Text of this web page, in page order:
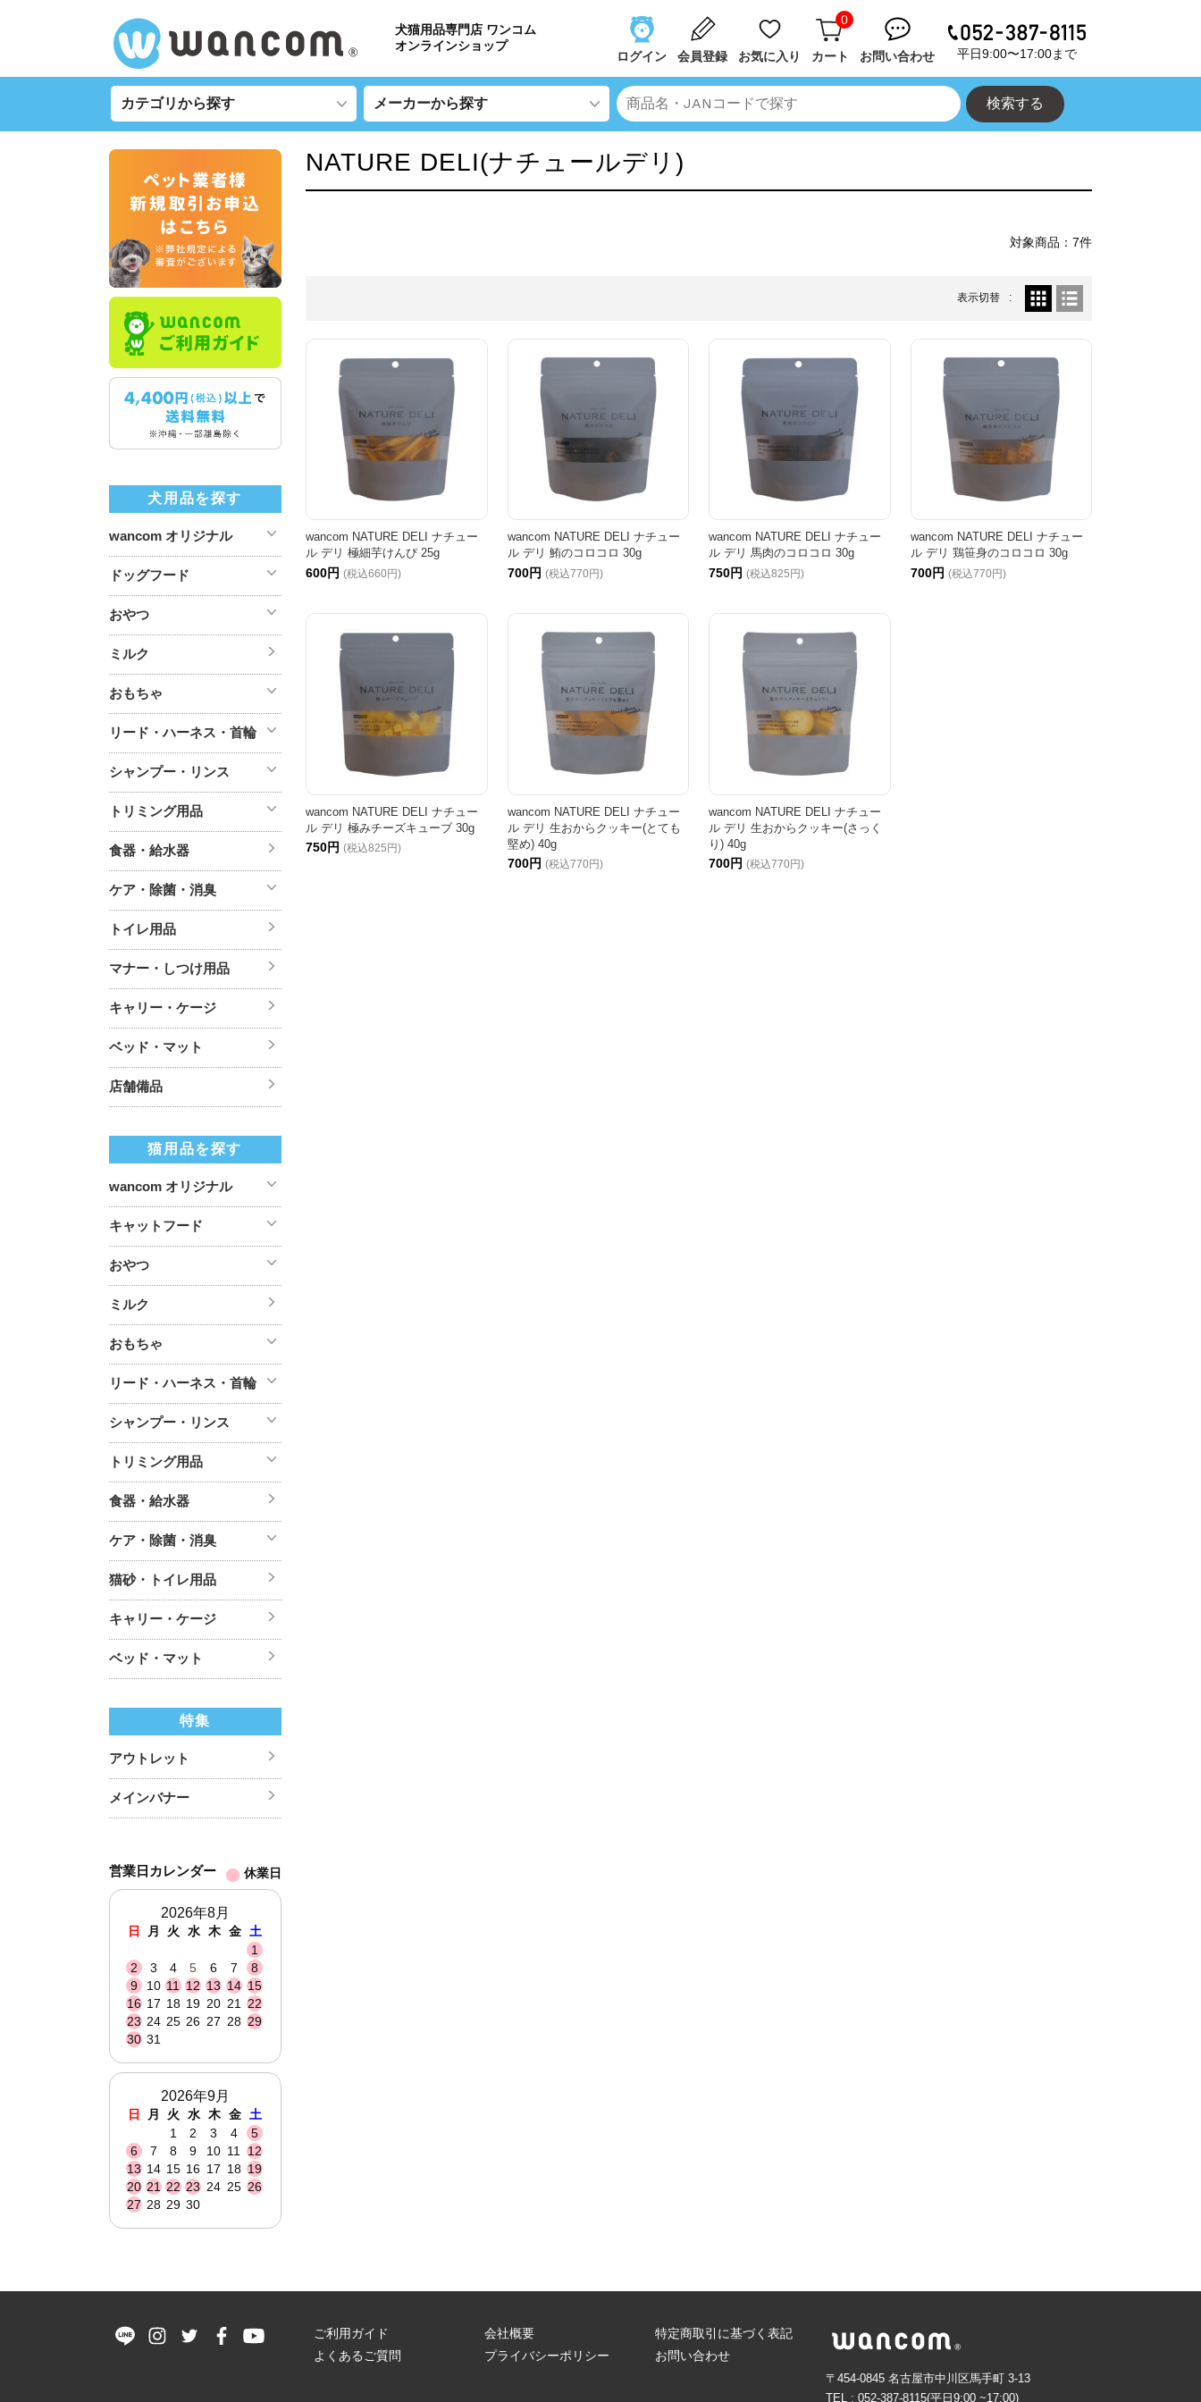
犬猫用品専門店 ワンコム
オンラインショップ
ログイン 会員登録 お気に入り
0
カート お問い合わせ 平日9:00〜17:00まで
NATURE DELI(ナチュールデリ)
対象商品：7件
表示切替
wancom NATURE DELI ナチュー
ル デリ 極細芋けんぴ 25g
600円 (税込660円)
wancom NATURE DELI ナチュー
ル デリ 鮪のコロコロ 30g
700円 (税込770円)
wancom NATURE DELI ナチュー
ル デリ 馬肉のコロコロ 30g
750円 (税込825円)
wancom NATURE DELI ナチュー
ル デリ 鶏笹身のコロコロ 30g
700円 (税込770円)
wancom NATURE DELI ナチュー
ル デリ 極みチーズキューブ 30g
750円 (税込825円)
wancom NATURE DELI ナチュー
ル デリ 生おからクッキー(とても
堅め) 40g
700円 (税込770円)
wancom NATURE DELI ナチュー
ル デリ 生おからクッキー(さっく
り) 40g
700円 (税込770円)
犬用品を探す
wancom オリジナル
ドッグフード
おやつ
ミルク
おもちゃ
リード・ハーネス・首輪
シャンプー・リンス
トリミング用品
食器・給水器
ケア・除菌・消臭
トイレ用品
マナー・しつけ用品
キャリー・ケージ
ベッド・マット
店舗備品
猫用品を探す
wancom オリジナル
キャットフード
おやつ
ミルク
おもちゃ
リード・ハーネス・首輪
シャンプー・リンス
トリミング用品
食器・給水器
ケア・除菌・消臭
猫砂・トイレ用品
キャリー・ケージ
ベッド・マット
特集
アウトレット
メインバナー
営業日カレンダー 休業日
2026年8月
日 月 火 水 木 金
土
1
2
3 4 5 6 7
8
9
10 11 12 13 14 15
16 17 18 19 20 21 22
23 24 25 26 27 28 29
30 31
2026年9月
日 月 火 水 木 金
土
1
2 3 4
5
6
7 8 9 10 11
12
13 14 15 16 17 18 19
20 21 22 23 24 25 26
27 28 29 30
ご利用ガイド
よくあるご質問
会社概要
プライバシーポリシー
特定商取引に基づく表記
お問い合わせ
〒454-0845 名古屋市中川区馬手町 3-13
TEL : 052-387-8115(平日9:00 ~17:00)